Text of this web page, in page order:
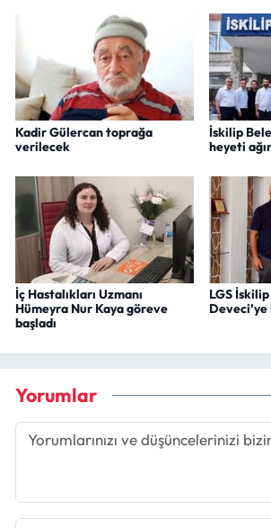
Kadir Gülercan toprağa
verilecek
İskilip
heyeti
İç Hastalıkları Uzmanı
Hümeyra Nur Kaya göreve
başladı
LGS
Yorumlar